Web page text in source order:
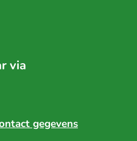
via
gegevens